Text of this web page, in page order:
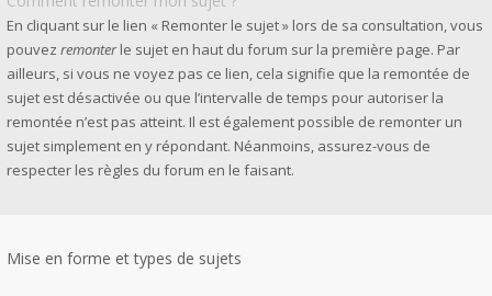
En cliquant sur le lien « Remonter le sujet » lors de sa consultation, vous
pouvez remonterle sujet en haut du forum sur la première page. Par
ailleurs, si vous ne voyez pas ce lien, cela signifie que la remontée de
sujet est désactivée ou que l’intervalle de temps pour autoriser la
remontée n’est pas atteint. Il est également possible de remonter un
sujet simplement en y répondant. Néanmoins, assurez-vous de
respecter les règles du forum en le faisant.
Mise en forme et types de sujets